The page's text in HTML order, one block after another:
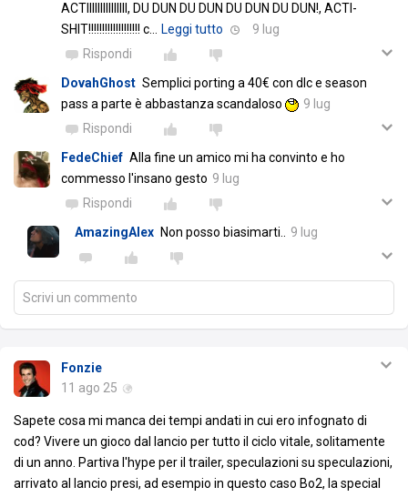
ACTIIIIIIIIIIIIIII, DU DUN DU DUN DU DUN DU DUN!, ACTI-
SHIT!!!!!!!!!!!!!!!!!!! c… Leggi tutto
9 lug
Rispondi
DovahGhost Semplici porting a 40€ con dlc e season
pass a parte è abbastanza scandaloso
9 lug
Rispondi
FedeChief Alla fine un amico mi ha convinto e ho
commesso l'insano gesto 9 lug
Rispondi
AmazingAlex Non posso biasimarti.. 9 lug
Scrivi un commento
Fonzie
11 ago 25
Sapete cosa mi manca dei tempi andati in cui ero infognato di
cod? Vivere un gioco dal lancio per tutto il ciclo vitale, solitamente
di un anno. Partiva l'hype per il trailer, speculazioni su speculazioni,
arrivato al lancio presi, ad esempio in questo caso Bo2, la special